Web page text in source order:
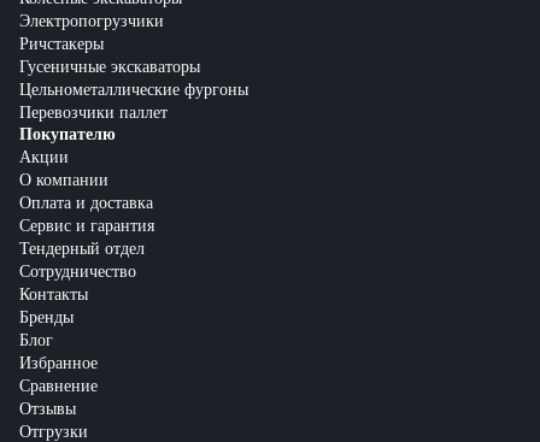
Электропогрузчики
Ричстакеры
Гусеничные экскаваторы
Цельнометаллические фургоны
Перевозчики паллет
Покупателю
Акции
О компании
Оплата и доставка
Сервис и гарантия
Тендерный отдел
Сотрудничество
Контакты
Бренды
Блог
Избранное
Сравнение
Отзывы
Отгрузки